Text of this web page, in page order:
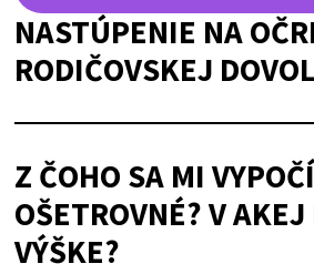
NASTÚPENIE NA
RODIČOVSKEJ
Z ČOHO SA MI
OŠETROVNÉ? V AKEJ
VÝŠKE?